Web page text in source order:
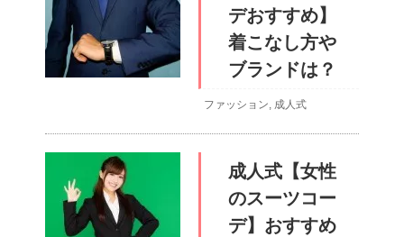
デおすすめ】
着こなし方や
ブランドは？
ファッション, 成人式
成人式【女性
のスーツコー
デ】おすすめ